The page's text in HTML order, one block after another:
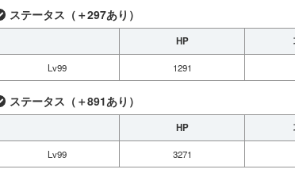
ステータス（＋297あり）
HP
Lv99 1291
ステータス（＋891あり）
HP
Lv99 3271